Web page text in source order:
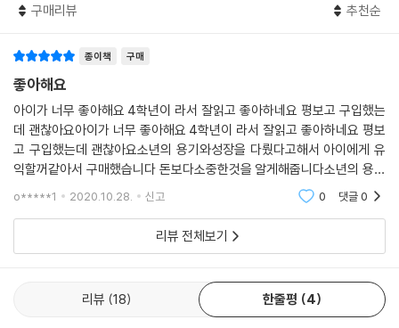
히 힘이 된단다. 닐, 모르겠니? 너한테 그런 힘이 있으면 좋겠다. 게다가 우
아빠는 한 손을 들어 손바닥을 닐에게 보여 주었다. 그러고는 커다란 손을
닐의 머리에 얹으며 말했다.
“그리고 이건 너의 재능이란다.”
--- p. 78~79
“저는 순다르반스를 떠나고 싶지 않았어요, 선생님. 하지만 떠날 수도 있다
우리를 위해서, 숲을 위해서, 그리고 동물을 위해서요. 어쩌면 어떤 것들은
좀 더 좋게 만들기 위해서요.”
무 숲 그리고 새끼 호랑이를 지킬 수 있을 거라는 것을 깨닫는다.
인도 콜카타에서 태어난 작가 미탈리 퍼킨스는 『닐과 순다리』작품을 쓰기
위해 멀리 떨어진 세계자연유산이기도 한 벵골 만에 위치한 순다르반스 지
역을 찾아가 조사하였다. 작가는 실제 이야기를 바탕으로 쓴 『닐과 순다
리』 작품에서 환경이 인간의 선택에 따라 어떻게 영향을 미치는지 생동감
있게 보여준다. 제목의 ‘닐’과 ‘순다리’는 벵골어이다. ‘닐’은 ‘푸르다’는 뜻이
고, ‘순다리’는 ‘아름답다’라는 뜻이다. 닐은 새끼 호랑이를 구하고 나서, 자
기가 좋아하는 순다리 나무와 같은 이름인 ‘순다리’ 이름을 지어준다. 어린
장감을 맘껏 즐길 수 있다. 그리고 닐이 가족과 마을 그리고 순다리 나무숲
과 새끼 호랑이 ‘순다리’를 지키기 위해 어떻게 해야 할지 깨닫는 모습을 함
어른 독자들도 간결하면서도 명료한 서술에 이야기에 빠져들 것이다. 작품
구매리뷰 추천순
종이책 구매
좋아해요
아이가 너무 좋아해요 4학년이 라서 잘읽고 좋아하네요 평보고 구입했는
데 괜찮아요아이가 너무 좋아해요 4학년이 라서 잘읽고 좋아하네요 평보
고 구입했는데 괜찮아요소년의 용기와성장을 다뤘다고해서 아이에게 유
익할꺼같아서 구매했습니다 돈보다소중한것을 알게해줍니다소년의 용기
와성장을 다뤘다고해서 아이에게 유익할꺼같아서 구매했습니다 돈보다소
o*****1 2020.10.28. 신고 0 댓글0
리뷰 전체보기
리뷰 18 한줄평 4